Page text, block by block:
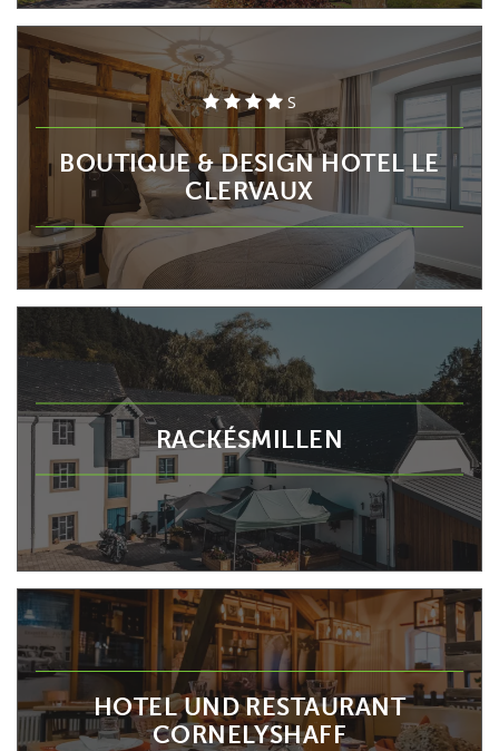
S
BOUTIQUE & DESIGN HOTEL LE
CLERVAUX
RACKÉSMILLEN
HOTEL UND RESTAURANT
CORNELYSHAFF